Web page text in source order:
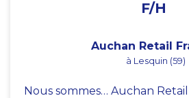
F/H
Auchan Retail
à Lesquin (59)
Nous sommes… Auchan